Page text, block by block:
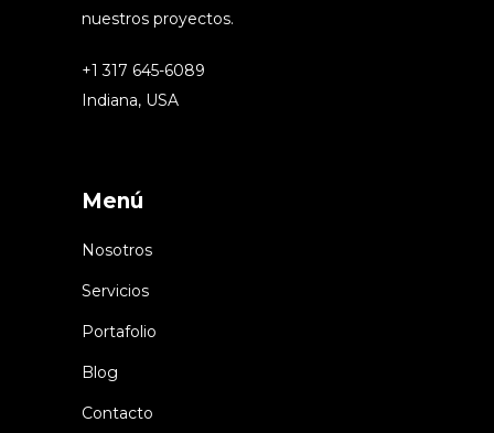
nuestros proyectos.
+1 317 645-6089
Indiana, USA
Menú
Nosotros
Servicios
Portafolio
Blog
Contacto